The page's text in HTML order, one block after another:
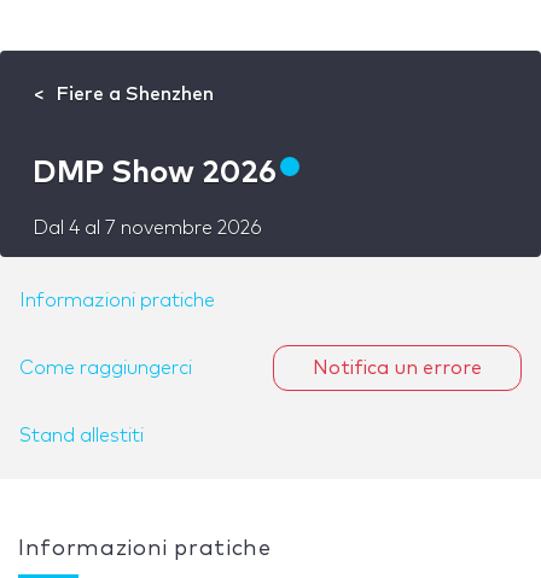
Fiere a Shenzhen
DMP Show 2026
Dal 4 al 7 novembre 2026
Informazioni pratiche
Come raggiungerci
Stand allestiti
Notifica un errore
Informazioni pratiche